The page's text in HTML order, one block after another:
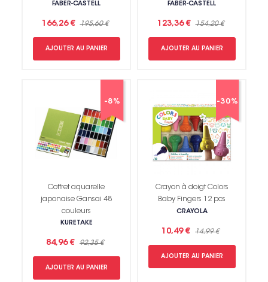
FABER-CASTELL
166,26 € 195,60 €
AJOUTER AU PANIER
FABER-CASTELL
123,36 € 154,20 €
AJOUTER AU PANIER
-8%
Coffret aquarelle
japonaise Gansai 48
couleurs
KURETAKE
84,96 € 92,35 €
AJOUTER AU PANIER
-30%
Crayon à doigt Colors
Baby Fingers 12 pcs
CRAYOLA
10,49 € 14,99 €
AJOUTER AU PANIER